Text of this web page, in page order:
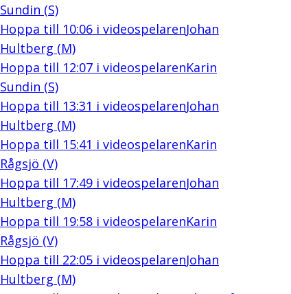
Sundin (S)
Hoppa till 10:06i videospelarenJohan
Hultberg (M)
Hoppa till 12:07i videospelarenKarin
Sundin (S)
Hoppa till 13:31 i videospelarenJohan
Hultberg (M)
Hoppa till 15:41 i videospelarenKarin
Rågsjö (V)
Hoppa till 17:49i videospelarenJohan
Hultberg (M)
Hoppa till 19:58i videospelarenKarin
Rågsjö (V)
Hoppa till 22:05i videospelarenJohan
Hultberg (M)